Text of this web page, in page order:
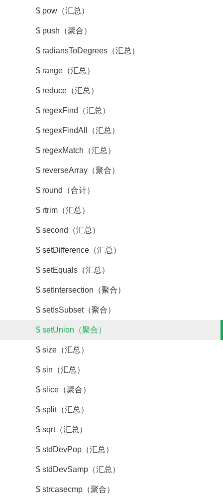
$ pow（汇总）
$ push（聚合）
$ radiansToDegrees（汇总）
$ range（汇总）
$ reduce（汇总）
$ regexFind（汇总）
$ regexFindAll（汇总）
$ regexMatch（汇总）
$ reverseArray（聚合）
$ round（合计）
$ rtrim（汇总）
$ second（汇总）
$ setDifference（汇总）
$ setEquals（汇总）
$ setIntersection（聚合）
$ setIsSubset（聚合）
$ setUnion（聚合）
$ size（汇总）
$ sin（汇总）
$ slice（聚合）
$ split（汇总）
$ sqrt（汇总）
$ stdDevPop（汇总）
$ stdDevSamp（汇总）
$ strcasecmp（聚合）